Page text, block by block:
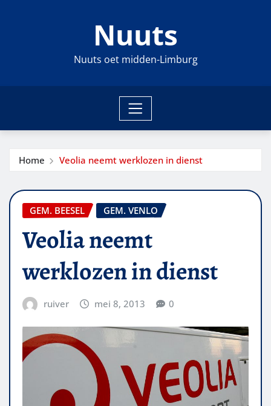
Nuuts
Nuuts oet midden-Limburg
Home Veolia neemt werklozen in dienst
GEM. BEESEL GEM. VENLO
Veolia neemt
werklozen in dienst
ruiver mei 8, 2013 0